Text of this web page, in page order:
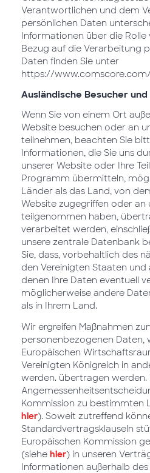
Verantwortlichen und dem
persönlichen Daten
Informationen über die Rolle
Bezug auf die Verarbeitung
Daten finden Sie unter
https://
Ausländische Besucher
Wenn Sie von einem Ort
Website besuchen oder an
teilnehmen, beachten Sie
Informationen, die Sie uns
unserer Website oder Ihre
Programm übermitteln,
Länder als das Land, von
Website zugegriffen oder an
teilgenommen haben,
verarbeitet werden,
unsere zentrale Datenbank
Sie, dass, vorbehaltlich des
den Vereinigten Staaten und
denen Ihre Daten eventuell
möglicherweise andere
als in Ihrem Land.
Wir ergreifen Maßnahmen
personenbezogenen Daten,
Europäischen
Vereinigten Königreich in
werden. übertragen werden.
Kommission zu bestimmten
hier). Soweit zutreffend
Standardvertragsklauseln
Europäischen Kommission
(siehe hier) in unseren
Informationen außerhalb des